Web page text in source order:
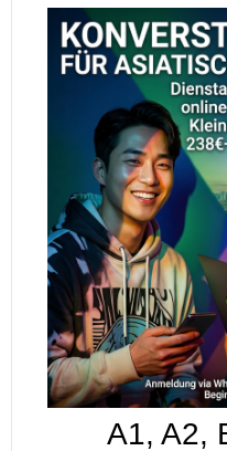
A1, A2,